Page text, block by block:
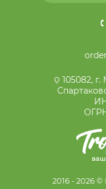
105082,
2016 - 2026